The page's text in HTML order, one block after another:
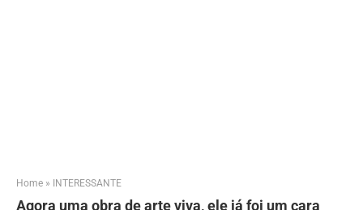
Home » INTERESSANTE
Agora uma obra de arte viva, ele já foi um cara